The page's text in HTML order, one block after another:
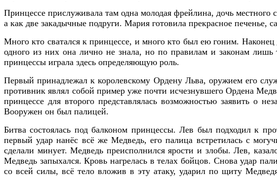
Принцессе прислуживала там одна молодая фрейлина, дочь
а как две закадычные подруги. Мария готовила прекрасное
Много кто сватался к принцессе, и много кто был ею гоним.
одного из них она лично не знала, но по правилам и законам лишь
принцессы играла здесь определяющую роль.
Первый принадлежал к королевскому Ордену Льва, оружием его
противник являл собой пример уже почти исчезнувшего Ордена
принцессе для второго представлялась возможностью заявить о
Вооружен он был палицей.
Битва состоялась под балконом принцессы. Лев был подходил к
первый удар нанёс всё же Медведь, его палица встретилась с
сделали минует. Медведь преисполнился ярости и злобы. Лев,
Медведь запыхался. Кровь нагрелась в телах бойцов. Снова удар
со всей силы, всё тело вложив в эту атаку, ударил по щиту